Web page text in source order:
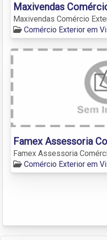
Maxivendas
Maxivendas Comércio
Comércio Exterior em
Famex Assessoria
Famex Assessoria
Comércio Exterior em